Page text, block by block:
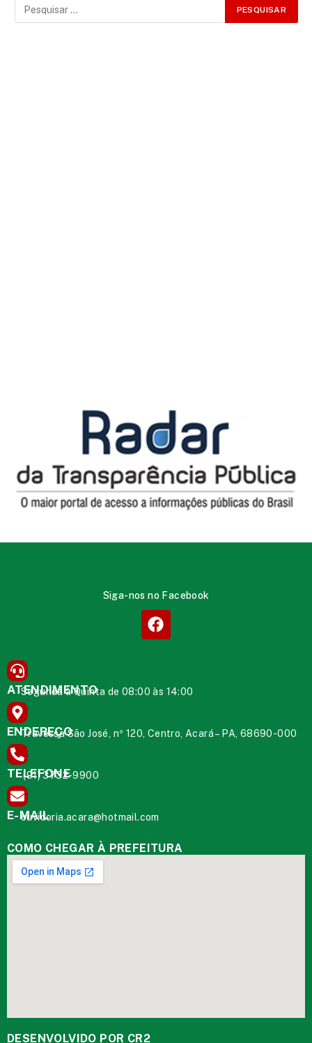
Siga-nos no Facebook
ATENDIMENTO
Segunda à Quinta de 08:00 às 14:00
ENDEREÇO
Travessa São José, nº 120, Centro, Acará – PA, 68690-000
TELEFONE
(91) 3732-9900
E-MAIL
ouvidoria.acara@hotmail.com
COMO CHEGAR À PREFEITURA
DESENVOLVIDO POR CR2